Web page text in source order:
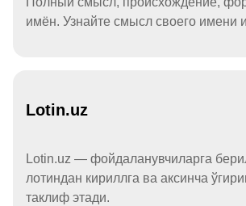
имён. Узнайте смысл своего имени
Lotin.uz
Lotin.uz — фойдаланувчиларга
лотиндан кириллга ва аксинча
таклиф этади.